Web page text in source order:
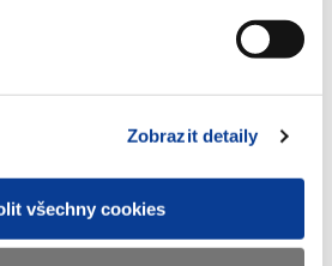
Zobrazit detaily
všechny cookies
111